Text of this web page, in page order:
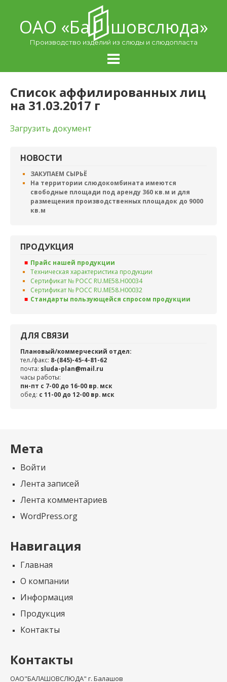
contentОАО «Балашовcлюда»
Производство изделий из слюды и слюдопласта
Список аффилированных лиц
на 31.03.2017 г
Загрузить документ
НОВОСТИ
ЗАКУПАЕМ СЫРЬЁ
На территории слюдокомбината имеются
свободные площади под аренду 360 кв.м и для
размещения производственных площадок до 9000
кв.м
ПРОДУКЦИЯ
Прайс нашей продукции
Техническая характеристика продукции
Сертификат № РОСС RU.ME58.H00034
Сертификат № РОСС RU.ME58.H00032
Стандарты пользующейся спросом продукции
ДЛЯ СВЯЗИ
Плановый/коммерческий отдел:
тел./факс: 8-(845)-45-4-81-62
почта: sluda-plan@mail.ru
часы работы:
пн-пт с 7-00 до 16-00 вр. мск
обед: c 11-00 до 12-00 вр. мск
Мета
Войти
Лента записей
Лента комментариев
WordPress.org
Навигация
Главная
О компании
Информация
Продукция
Контакты
Контакты
ОАО"БАЛАШОВСЛЮДА" г. Балашов